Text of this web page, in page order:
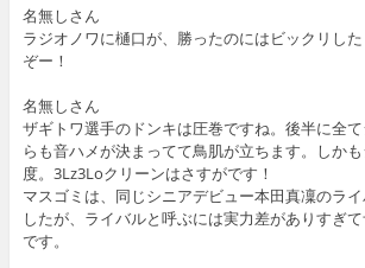
名無しさん
ラジオノワに樋口が、勝ったのにはビックリし
ぞー！
名無しさん
ザギトワ選手のドンキは圧巻ですね。後半に全
らも音ハメが決まってて鳥肌が立ちます。しか
度。3Lz3Loクリーンはさすがです！
マスゴミは、同じシニアデビュー本田真凜のラ
したが、ライバルと呼ぶには実力差がありすぎ
です。